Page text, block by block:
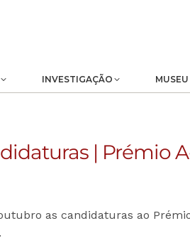
INVESTIGAÇÃO MUSEU
| Prémio
as candidaturas ao